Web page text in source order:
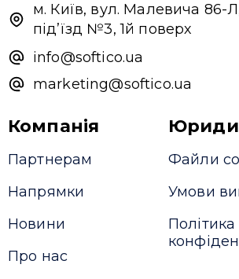
м. Київ, вул. Малевича 86-
під’їзд №3, 1й поверх
info@softico.ua
marketing@softico.ua
Компанія
Партнерам
Напрямки
Новини
Про нас
Файли
Умови
Політика
Ми зазвичай відповідаємо
Надіслати